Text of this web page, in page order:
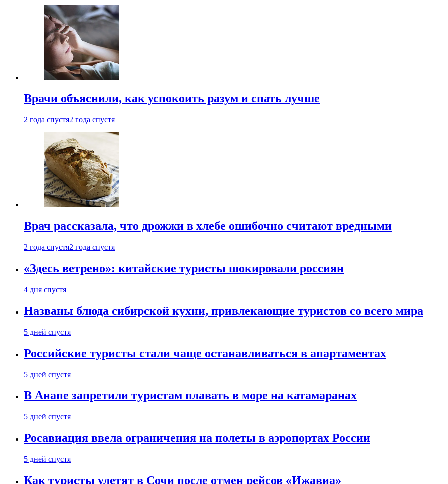
Врачи объяснили, как успокоить разум и спать лучше
2 года спустя2 года спустя
Врач рассказала, что дрожжи в хлебе ошибочно считают вредными
2 года спустя2 года спустя
«Здесь ветрено»: китайские туристы шокировали россиян
4 дня спустя
Названы блюда сибирской кухни, привлекающие туристов со всего мира
5 дней спустя
Российские туристы стали чаще останавливаться в апартаментах
5 дней спустя
В Анапе запретили туристам плавать в море на катамаранах
5 дней спустя
Росавиация ввела ограничения на полеты в аэропортах России
5 дней спустя
Как туристы улетят в Сочи после отмен рейсов «Ижавиа»